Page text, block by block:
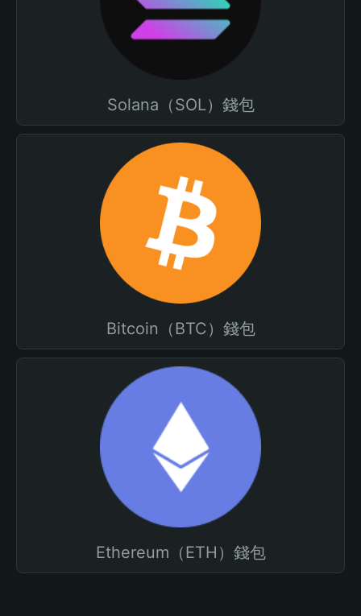
Solana（SOL）錢包
Bitcoin（BTC）錢包
Ethereum（ETH）錢包